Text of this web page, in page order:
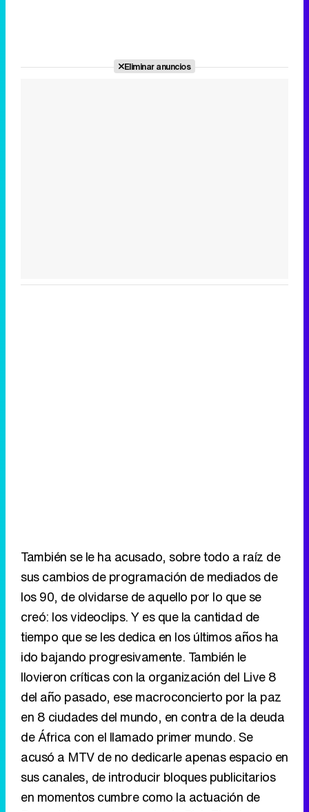
ido bajando progresivamente. También le
llovieron críticas con la organización del Live 8
del año pasado, ese macroconcierto por la paz
en 8 ciudades del mundo, en contra de la deuda
de África con el llamado primer mundo. Se
acusó a MTV de no dedicarle apenas espacio en
sus canales, de introducir bloques publicitarios
en momentos cumbre como la actuación de
Roger Waters con el resto de Pink Floyd, cosa
que no ocurría desde 1981, y en definitiva, de no
importarle mucho el acontecimiento. Finalmente,
también se ha acusado a la MTV de ser muy
sumisa a las censuras y prohibiciones